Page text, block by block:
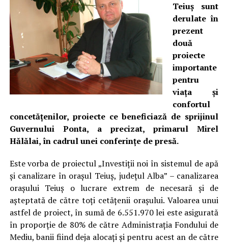
Teiuș sunt
derulate în
prezent
două
proiecte
importante
pentru
viața și
confortul
concetățenilor, proiecte ce beneficiază de sprijinul
Guvernului Ponta, a precizat, primarul Mirel
Hălălai, în cadrul unei conferințe de presă.
Este vorba de proiectul „Investiții noi în sistemul de apă
și canalizare în orașul Teiuș, județul Alba” – canalizarea
orașului Teiuș o lucrare extrem de necesară și de
așteptată de către toți cetățenii orașului. Valoarea unui
astfel de proiect, în sumă de 6.551.970 lei este asigurată
în proporție de 80% de către Administrația Fondului de
Mediu, banii fiind deja alocați și pentru acest an de către